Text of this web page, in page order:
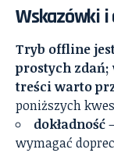
Wskazówki
Tryb offline
prostych
treści warto
poniższych
dokładność
wymagać